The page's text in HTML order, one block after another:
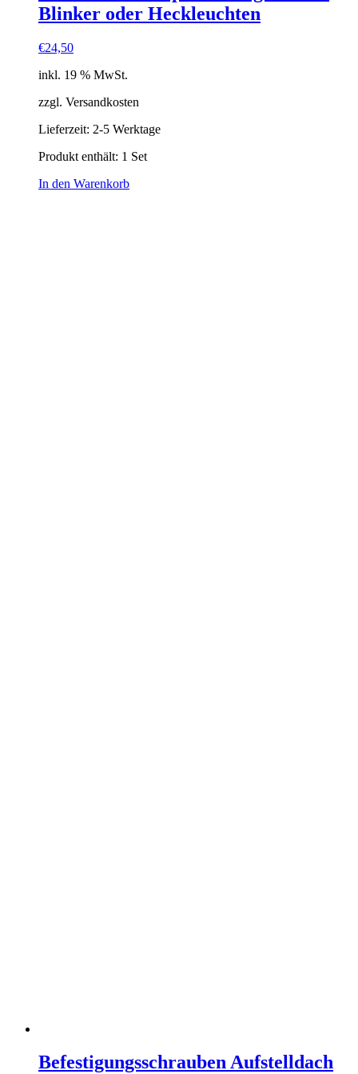
Blinker oder Heckleuchten
€24,50
inkl. 19 % MwSt.
zzgl. Versandkosten
Lieferzeit: 2-5 Werktage
Produkt enthält: 1 Set
In den Warenkorb
Befestigungsschrauben Aufstelldach